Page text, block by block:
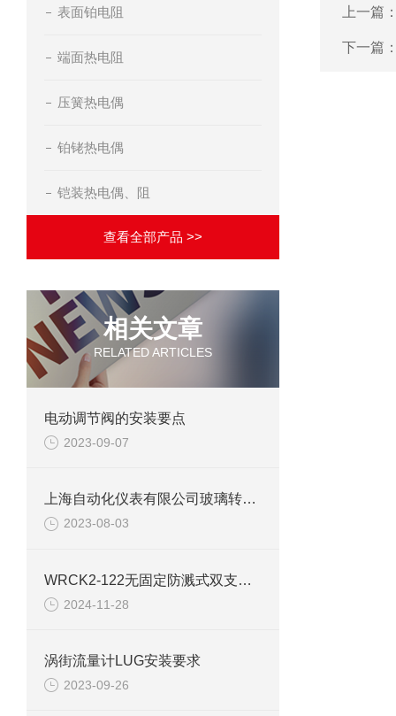
表面铂电阻
端面热电阻
压簧热电偶
铂铑热电偶
铠装热电偶、阻
查看全部产品 >>
相关文章
RELATED ARTICLES
电动调节阀的安装要点
2023-09-07
上海自动化仪表有限公司玻璃转子流量计选型
2023-08-03
WRCK2-122无固定防溅式双支铠装热电偶可以直接测量
2024-11-28
涡街流量计LUG安装要求
2023-09-26
上一篇
下一篇